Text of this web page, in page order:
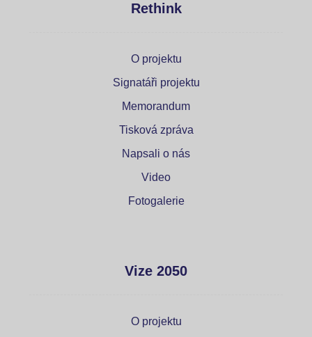
Rethink
O projektu
Signatáři projektu
Memorandum
Tisková zpráva
Napsali o nás
Video
Fotogalerie
Vize 2050
O projektu